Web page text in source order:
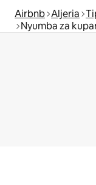
Airbnb Aljeria
Nyumba za